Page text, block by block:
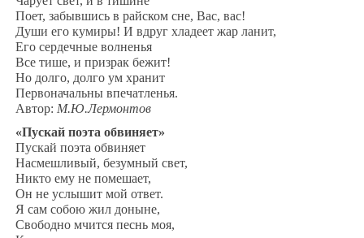
Поет, забывшись в райском сне, Вас, вас!
Души его кумиры! И вдруг хладеет жар ланит,
Его сердечные волненья
Все тише, и призрак бежит!
Но долго, долго ум хранит
Первоначальны впечатленья.
Автор: М.Ю.Лермонтов
«Пускай поэта обвиняет»
Пускай поэта обвиняет
Насмешливый, безумный свет,
Никто ему не помешает,
Он не услышит мой ответ.
Я сам собою жил доныне,
Свободно мчится песнь моя,